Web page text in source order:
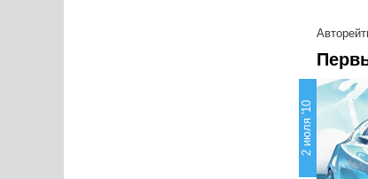
2 июля '10